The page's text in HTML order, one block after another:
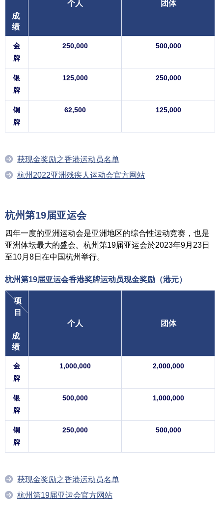
成
绩
个人 团体
金
牌
250,000 500,000
银
牌
125,000 250,000
铜
牌
62,500 125,000
获现金奖励之香港运动员名单
杭州2022亚洲残疾人运动会官方网站
杭州第19届亚运会
四年一度的亚洲运动会是亚洲地区的综合性运动竞赛，也是
亚洲体坛最大的盛会。杭州第19届亚运会於2023年9月23日
至10月8日在中国杭州举行。
杭州第19届亚运会香港奖牌运动员现金奖励（港元）
项
目
成
绩
个人 团体
金
牌
1,000,000 2,000,000
银
牌
500,000 1,000,000
铜
牌
250,000 500,000
获现金奖励之香港运动员名单
杭州第19届亚运会官方网站